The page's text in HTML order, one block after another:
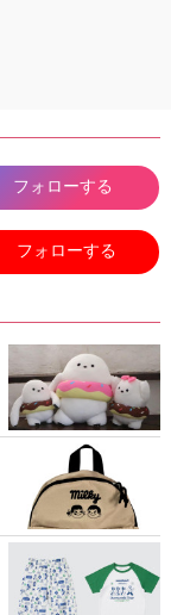
フォローする
フォローする